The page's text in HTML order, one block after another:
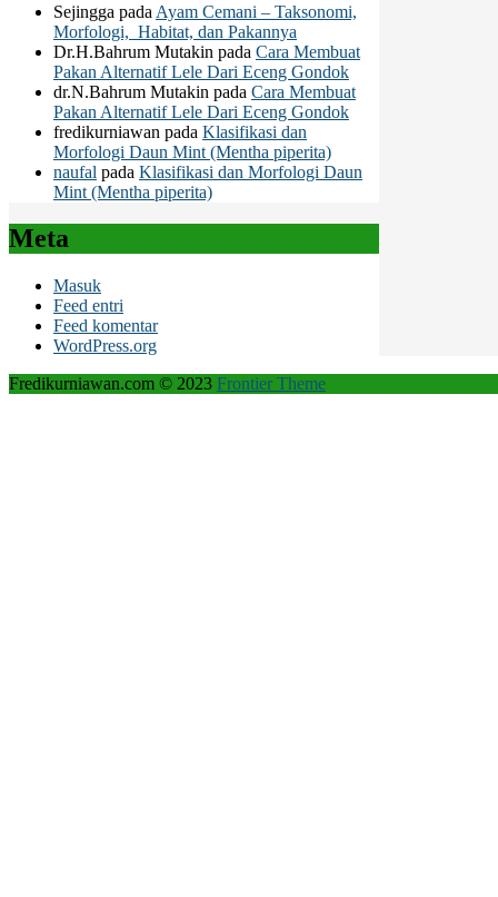
Sejingga pada Ayam Cemani – Taksonomi,
Morfologi, Habitat, dan Pakannya
Dr.H.Bahrum Mutakin pada Cara Membuat
Pakan Alternatif Lele Dari Eceng Gondok
dr.N.Bahrum Mutakin pada Cara Membuat
Pakan Alternatif Lele Dari Eceng Gondok
fredikurniawan pada Klasifikasi dan
Morfologi Daun Mint (Mentha piperita)
naufal pada Klasifikasi dan Morfologi Daun
Mint (Mentha piperita)
Meta
Masuk
Feed entri
Feed komentar
WordPress.org
Fredikurniawan.com © 2023 Frontier Theme